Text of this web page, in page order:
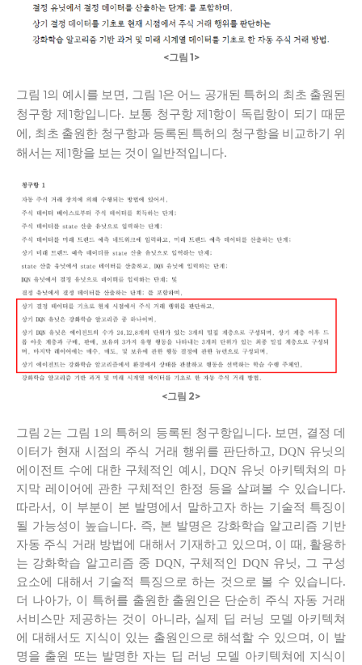
<그림 1>
그림 1의 예시를 보면, 그림 1은 어느 공개된 특허의 최초 출원된
청구항 제1항입니다. 보통 청구항 제1항이 독립항이 되기 때문
에, 최초 출원한 청구항과 등록된 특허의 청구항을 비교하기 위
해서는 제1항을 보는 것이 일반적입니다.
<그림 2>
그림 2는 그림 1의 특허의 등록된 청구항입니다. 보면, 결정 데
이터가 현재 시점의 주식 거래 행위를 판단하고, DQN 유닛의
에이전트 수에 대한 구체적인 예시, DQN 유닛 아키텍쳐의 마
지막 레이어에 관한 구체적인 한정 등을 살펴볼 수 있습니다.
따라서, 이 부분이 본 발명에서 말하고자 하는 기술적 특징이
될 가능성이 높습니다. 즉, 본 발명은 강화학습 알고리즘 기반
자동 주식 거래 방법에 대해서 기재하고 있으며, 이 때, 활용하
는 강화학습 알고리즘 중 DQN, 구체적인 DQN 유닛, 그 구성
요소에 대해서 기술적 특징으로 하는 것으로 볼 수 있습니다.
더 나아가, 이 특허를 출원한 출원인은 단순히 주식 자동 거래
서비스만 제공하는 것이 아니라, 실제 딥 러닝 모델 아키텍쳐
에 대해서도 지식이 있는 출원인으로 해석할 수 있으며, 이 발
명을 출원 또는 발명한 자는 딥 러닝 모델 아키텍쳐에 지식이